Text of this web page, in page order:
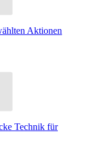
Aktionen
Technik für